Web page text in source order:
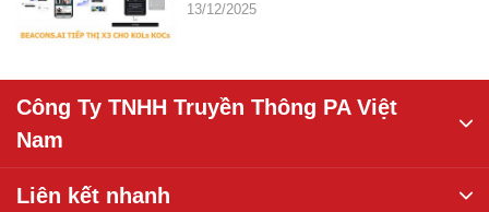
13/12/2025
Công Ty TNHH Truyền Thông PA Việt
Nam
Liên kết nhanh